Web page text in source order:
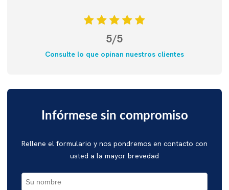
5/5
Consulte lo que opinan nuestros clientes
Infórmese sin compromiso
Rellene el formulario y nos pondremos en contacto con
usted a la mayor brevedad